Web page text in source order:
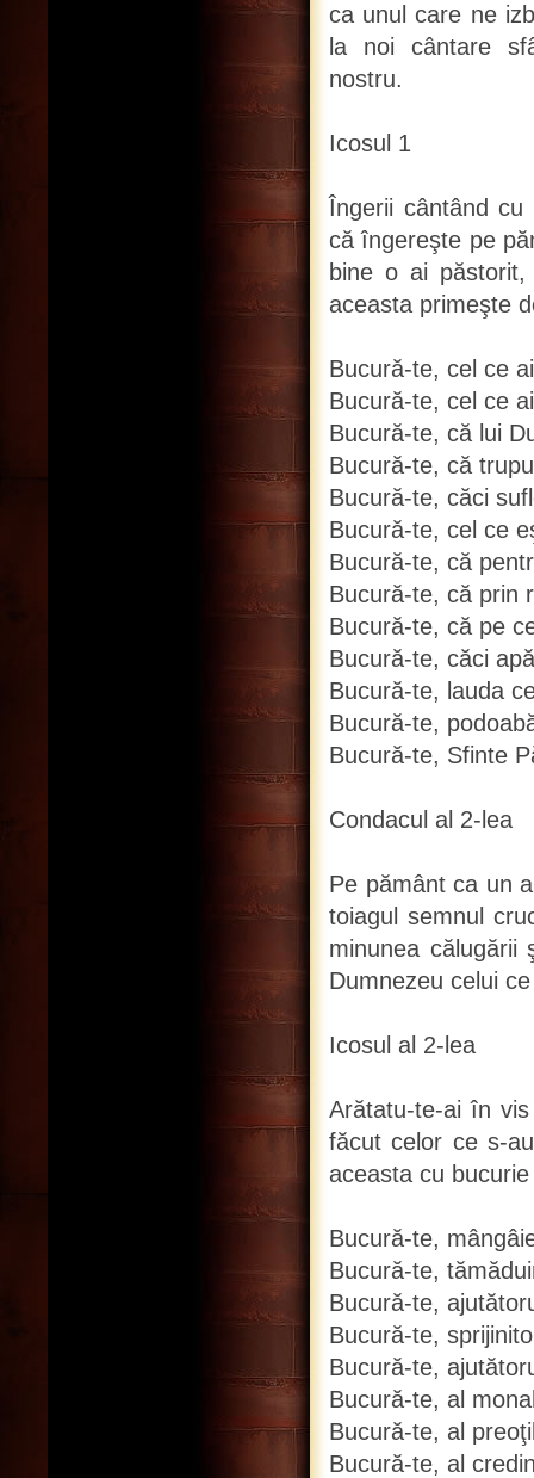
ca unul care ne
la noi cântare
nostru.
Icosul 1
Îngerii cântând
că îngereşte pe
bine o ai
aceasta primeşte
Bucură-te, cel ce
Bucură-te, cel ce
Bucură-te, că lui
Bucură-te, că
Bucură-te, căci
Bucură-te, cel ce
Bucură-te, că
Bucură-te, că prin
Bucură-te, că pe
Bucură-te, căci
Bucură-te, lauda
Bucură-te,
Bucură-te, Sfinte
Condacul al 2-lea
Pe pământ ca un
toiagul semnul
minunea călugării
Dumnezeu celui
Icosul al 2-lea
Arătatu-te-ai în
făcut celor ce s-
aceasta cu
Bucură-te,
Bucură-te,
Bucură-te,
Bucură-te,
Bucură-te,
Bucură-te, al
Bucură-te, al
Bucură-te, al